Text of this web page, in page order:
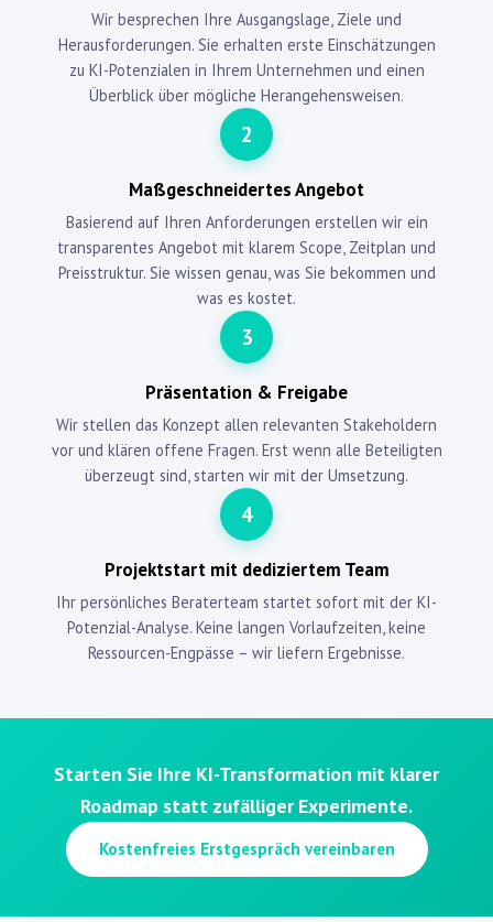
Wir besprechen Ihre Ausgangslage, Ziele und
Herausforderungen. Sie erhalten erste Einschätzungen
zu KI-Potenzialen in Ihrem Unternehmen und einen
Überblick über mögliche Herangehensweisen.
2
Maßgeschneidertes Angebot
Basierend auf Ihren Anforderungen erstellen wir ein
transparentes Angebot mit klarem Scope, Zeitplan und
Preisstruktur. Sie wissen genau, was Sie bekommen und
was es kostet.
3
Präsentation & Freigabe
Wir stellen das Konzept allen relevanten Stakeholdern
vor und klären offene Fragen. Erst wenn alle Beteiligten
überzeugt sind, starten wir mit der Umsetzung.
4
Projektstart mit dediziertem Team
Ihr persönliches Beraterteam startet sofort mit der KI-
Potenzial-Analyse. Keine langen Vorlaufzeiten, keine
Ressourcen-Engpässe – wir liefern Ergebnisse.
Starten Sie Ihre KI-Transformation mit klarer
Roadmap statt zufälliger Experimente.
Kostenfreies Erstgespräch vereinbaren